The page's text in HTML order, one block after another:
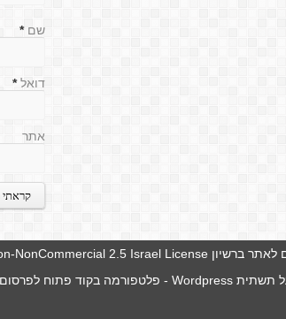
שם *
דואל *
אתר
לאתר ברשיון NonCommercial 2.5 Israel License
תשתית Wordpress - פלטפורמה בקוד פתוח לפרסום